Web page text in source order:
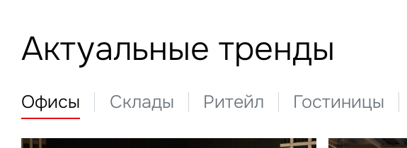
Актуальные тренды
Офисы Склады Ритейл Гостиницы